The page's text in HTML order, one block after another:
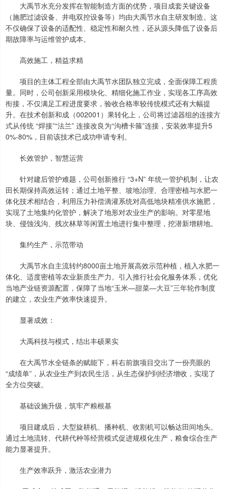
大禹节水充分发挥在智能制造方面的优势，项目成套关键设备
（施肥过滤设备、井电双控设备等）均由大禹节水自主研发制造。这
不仅确保了设备的适配性、稳定性和耐久性，还从源头降低了设备后
期故障率与运维管护成本。
高效施工，精益求精
项目的主体工程全部由大禹节水团队独立完成，全面保障工程质
量。同时，公司创新采用模块化、精细化施工作业，实现各工序高效
衔接，不仅满足工程进度要求，验收合格率较传统模式还有大幅提
升。在技术创新和成（002001）果转化上，公司将过滤器组的连接方
式从传统 “焊接”“法兰” 连接改良为“沟槽卡箍”连接，安装效率提升5
0%-80%，目前该技术已成功申请专利。
长效管护，智慧运营
针对建后管护难题，公司创新推行 “3+N” 年统一管护机制，让农
田长期保持高效运转；通过土地平整、坡地治理、合理密植与水肥一
体化技术相结合，利用压力补偿滴灌系统对高低地块精准供水施肥，
实现了土地集约化管护，解决了地形对农业生产的影响。对零星地
块、侵蚀浅沟、残次林草等闲置土地进行集中整理，挖潜新增耕地。
集约生产，示范带动
大禹节水自主流转约8000亩土地开展高效示范种植，植入水肥一
体化、适度密植等农业新质生产力。引入推行社会化服务体系，优化
当地产业链资源配置，保障了当地“玉米—甜菜—大豆”三年轮作制度
的建立，农业生产效率快速提升。
显著成效：
大禹科技与模式，结出丰硕果实
在大禹节水全链条的赋能下，科右前旗项目交出了一份亮眼的
“成绩单”，从农业生产到农民生活，从生态保护到经济增收，实现了
全方位突破。
基础设施升级，筑牢产粮根基
项目建成后，大型旋耕机、播种机、收割机可以畅达田间地头。
通过土地流转、代耕代种等经营模式促进规模化生产，粮食综合生产
能力显著提升。
生产效率跃升，激活农业潜力